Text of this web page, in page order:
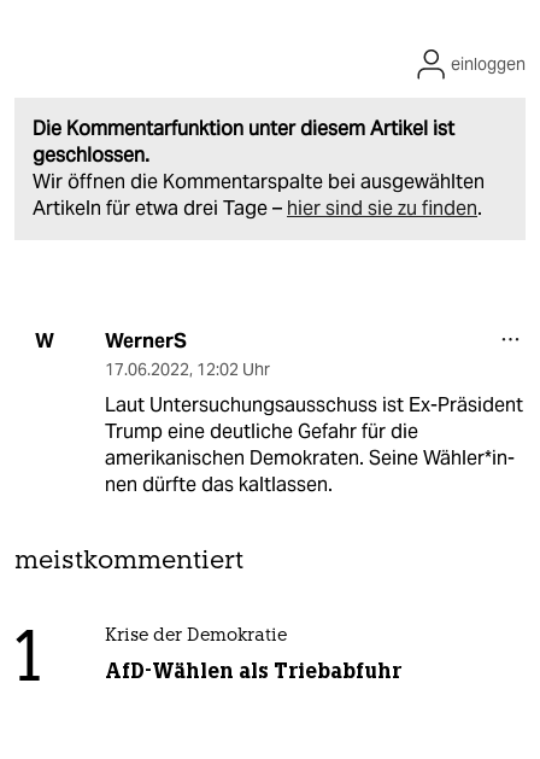
Die Kommentarfunktion unter diesem Artikel ist
geschlossen.
Wir öffnen die Kommentarspalte bei ausgewählten
Artikeln für etwa drei Tage – hier sind sie zu finden.
einloggen
W WernerS
17.06.2022, 12:02 Uhr
Laut Untersuchungsausschuss ist Ex-Präsident
Trump eine deutliche Gefahr für die
amerikanischen Demokraten. Seine Wäh­le­r*in­
nen dürfte das kaltlassen.
meistkommentiert
1 Krise der Demokratie
AfD-Wählen als Triebabfuhr